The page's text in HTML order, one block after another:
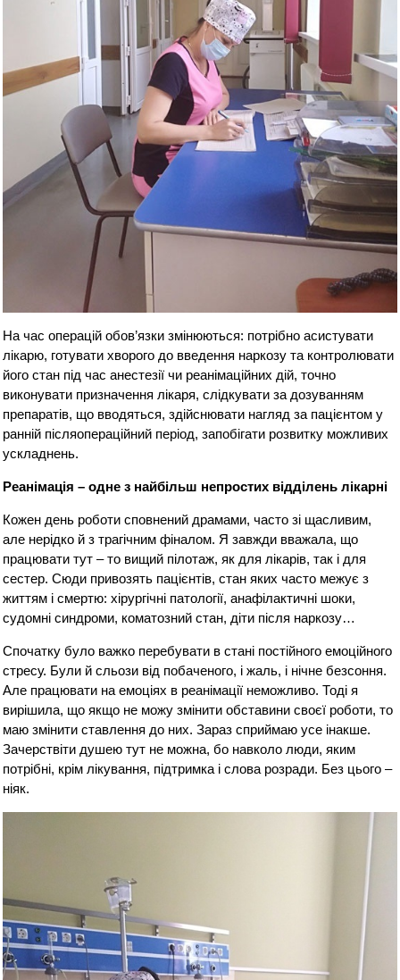
На час операцій обов’язки змінюються: потрібно асистувати
лікарю, готувати хворого до введення наркозу та контролювати
його стан під час анестезії чи реанімаційних дій, точно
виконувати призначення лікаря, слідкувати за дозуванням
препаратів, що вводяться, здійснювати нагляд за пацієнтом у
ранній післяопераційний період, запобігати розвитку можливих
ускладнень.
Реанімація – одне з найбільш непростих відділень лікарні
Кожен день роботи сповнений драмами, часто зі щасливим,
але нерідко й з трагічним фіналом. Я завжди вважала, що
працювати тут – то вищий пілотаж, як для лікарів, так і для
сестер. Сюди привозять пацієнтів, стан яких часто межує з
життям і смертю: хірургічні патології, анафілактичні шоки,
судомні синдроми, коматозний стан, діти після наркозу…
Спочатку було важко перебувати в стані постійного емоційного
стресу. Були й сльози від побаченого, і жаль, і нічне безсоння.
Але працювати на емоціях в реанімації неможливо. Тоді я
вирішила, що якщо не можу змінити обставини своєї роботи, то
маю змінити ставлення до них. Зараз сприймаю усе інакше.
Зачерствіти душею тут не можна, бо навколо люди, яким
потрібні, крім лікування, підтримка і слова розради. Без цього –
ніяк.